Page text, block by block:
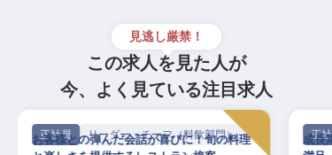
見逃し厳禁！
この求人を見た人が
今、よく見ている注目求人
正社員 リーダー・チーフ（料飲部門）
お客様との弾んだ会話が喜びに！旬の料理
正社
成長